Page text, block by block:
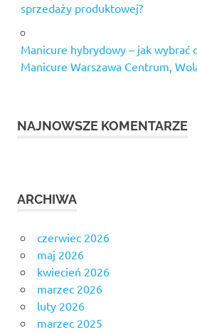
sprzedaży produktowej?
Manicure hybrydowy – jak wybrać
Manicure Warszawa Centrum,
NAJNOWSZE KOMENTARZE
ARCHIWA
czerwiec 2026
maj 2026
kwiecień 2026
marzec 2026
luty 2026
marzec 2025